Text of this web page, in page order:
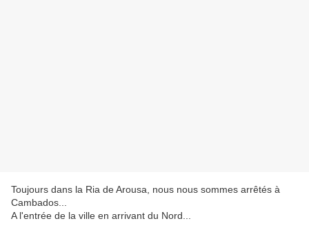
Toujours dans la Ria de Arousa, nous nous sommes arrêtés à
Cambados...
A l'entrée de la ville en arrivant du Nord...